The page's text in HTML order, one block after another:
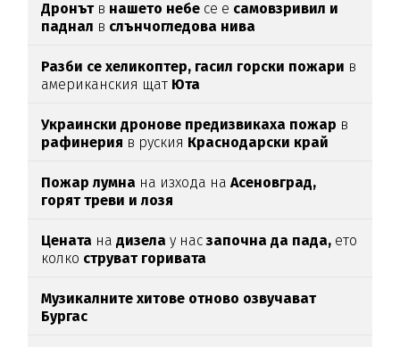
Дронътв нашето небе се е самовзривил и
паднал в слънчогледова нива
Разби се хеликоптер, гасил горски пожари в
американския щат Юта
Украински дронове предизвикаха пожар в
рафинерия в руския Краснодарски край
Пожар лумна на изхода наАсеновград,
горят треви и лозя
Цената надизела у насзапочна да пада, ето
колко струват горивата
Музикалните хитове отново озвучават
Бургас